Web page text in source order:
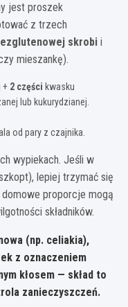
jest proszek
z trzech
skrobi i
mieszankę).
+ 2 części kwasku
lub kukurydzianej.
od pary z czajnika.
wypiekach. Jeśli w
lepiej trzymać się
proporcje mogą
składników.
(np. celiakia),
z oznaczeniem
kłosem — skład to
zanieczyszczeń.